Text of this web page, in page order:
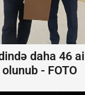
daha 46
- FOTO